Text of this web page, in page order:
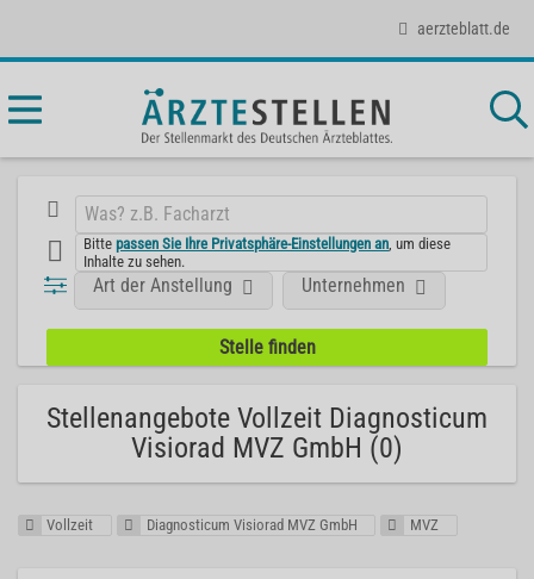
aerzteblatt.de
Bittepassen Sie Ihre Privatsphäre-Einstellungen an , um diese
Inhalte zu sehen.
Art der Anstellung Unternehmen
Stellenangebote Vollzeit Diagnosticum
Visiorad MVZ GmbH (0)
Vollzeit Diagnosticum Visiorad MVZ GmbH MVZ